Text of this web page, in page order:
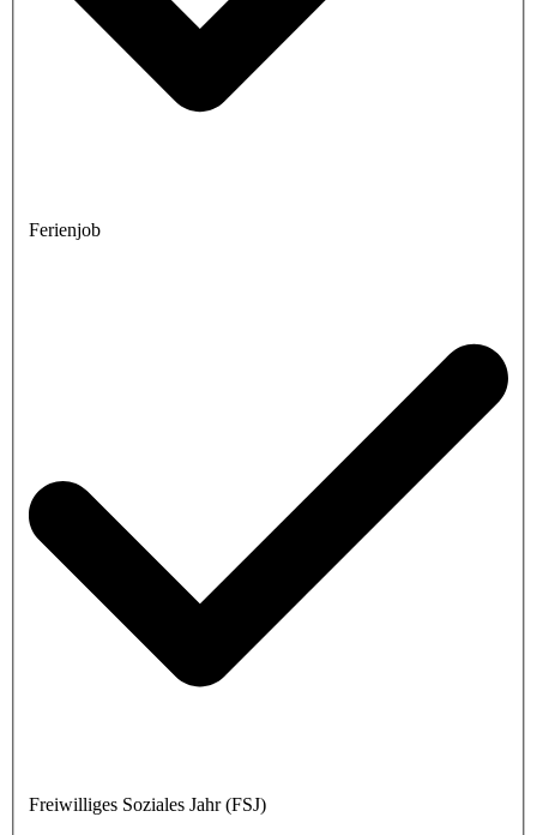
Ferienjob
Freiwilliges Soziales Jahr (FSJ)